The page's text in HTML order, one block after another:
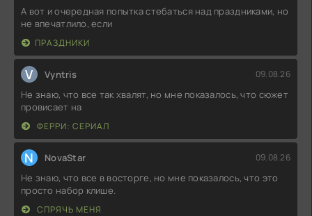
А вот и очередная попытка стебаться над праздниками, но
не впечатлило, если
ПРАЗДНИКИ
V Vyntris 09.08.26
Не знаю, что все так хвалят, но мне показалось, что сюжет
провисает на
ФЕРРИ: СЕРИАЛ
N NovaStar 09.08.26
Не знаю, что все в восторге, но мне показалось, что это
просто набор клише.
СПРЯЧЬ МЕНЯ